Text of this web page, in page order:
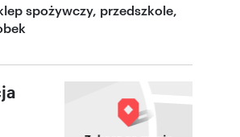
spożywczy, przedszkole,